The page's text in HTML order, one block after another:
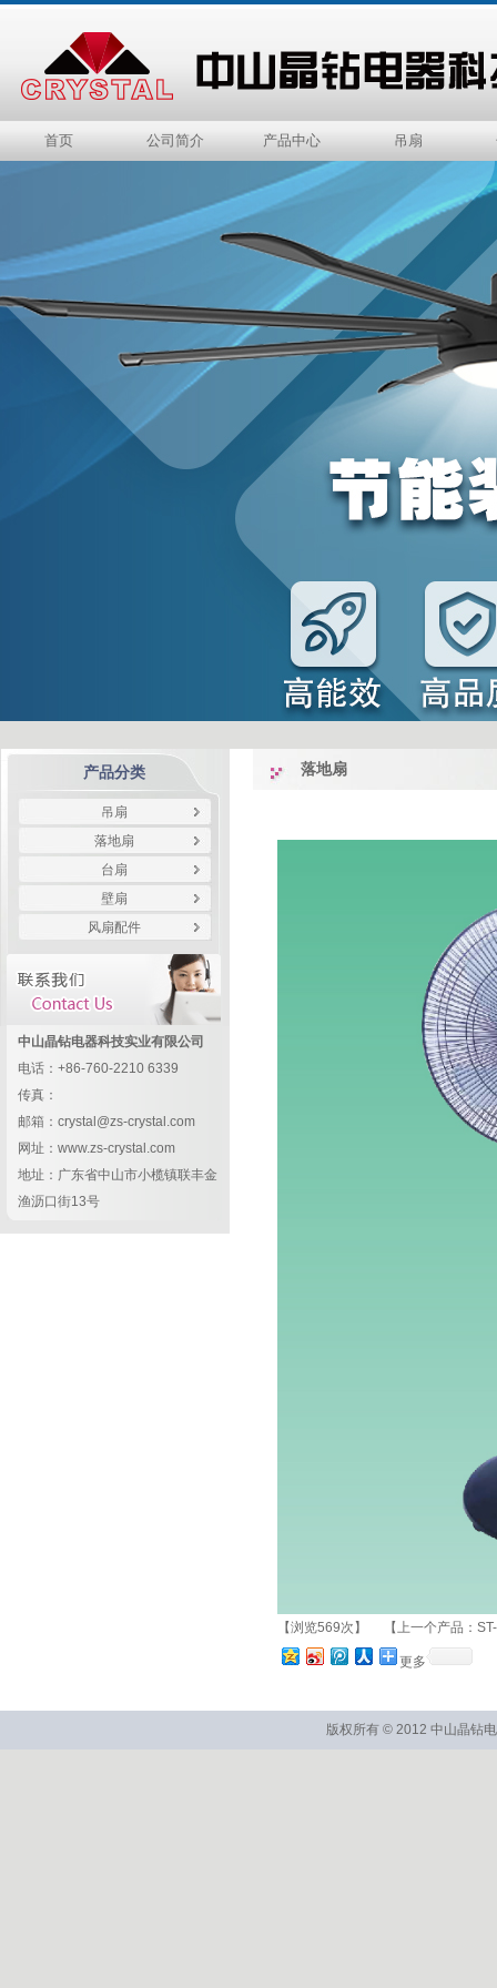
首页 公司简介 产品中心 吊扇
产品分类
吊扇
落地扇
台扇
壁扇
风扇配件
中山晶钻电器科技实业有限公司
电话：+86-760-2210 6339
传真：
邮箱：crystal@zs-crystal.com
网址：www.zs-crystal.com
地址：广东省中山市小榄镇联丰金
渔沥口街13号
落地扇
【浏览569次】 【上一个产品：
更多
版权所有 © 2012 中山晶